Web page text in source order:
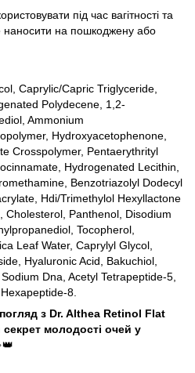
під час вагітності та
наносити на пошкоджену або
Caprylic/Capric Triglyceride,
Polydecene, 1,2-
Ammonium
Hydroxyacetophenone,
Crosspolymer, Pentaerythrityl
Hydrogenated Lecithin,
Benzotriazolyl Dodecyl
Hdi/Trimethylol Hexyllactone
Cholesterol, Panthenol, Disodium
Tocopherol,
Leaf Water, Caprylyl Glycol,
Hyaluronic Acid, Bakuchiol,
Dna, Acetyl Tetrapeptide-5,
8.
з Dr. Althea Retinol Flat
молодості очей у